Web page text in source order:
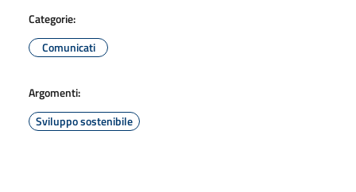
Categorie:
Comunicati
Argomenti:
Sviluppo sostenibile